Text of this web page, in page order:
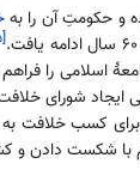
و حکومتِ آن را به
[۱۵]
اسلامی را
ایجاد شورای
کسب خلافت